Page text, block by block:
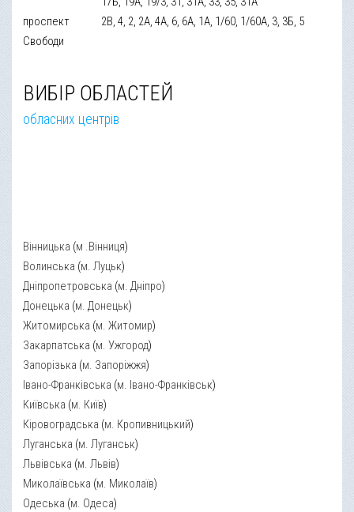
проспект
Свободи
2В, 4, 2, 2А, 4А, 6, 6А, 1А, 1/60, 1/60А, 3, 3Б, 5
ВИБІР ОБЛАСТЕЙ
обласних центрів
Вінницька (м .Вінниця)
Волинська (м. Луцьк)
Дніпропетровська (м. Дніпро)
Донецька (м. Донецьк)
Житомирська (м. Житомир)
Закарпатська (м. Ужгород)
Запорізька (м. Запоріжжя)
Івано-Франківська (м. Івано-Франківськ)
Київська (м. Київ)
Кіровоградська (м. Кропивницький)
Луганська (м. Луганськ)
Львівська (м. Львів)
Миколаївська (м. Миколаїв)
Одеська (м. Одеса)